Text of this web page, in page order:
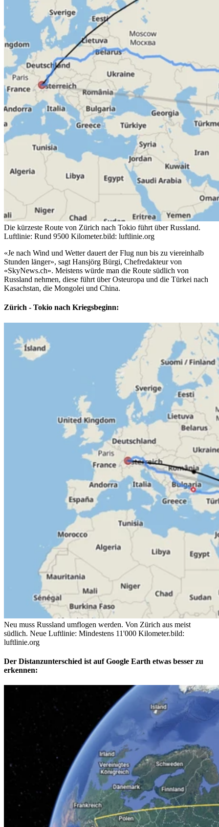
Die kürzeste Route von Zürich nach Tokio führt über Russland.
Luftlinie: Rund 9500 Kilometer.bild: luftlinie.org
«Je nach Wind und Wetter dauert der Flug nun bis zu viereinhalb
Stunden länger», sagt Hansjörg Bürgi, Chefredakteur von
«SkyNews.ch». Meistens würde man die Route südlich von
Russland nehmen, diese führt über Osteuropa und die Türkei nach
Kasachstan, die Mongolei und China.
Zürich - Tokio nach Kriegsbeginn:
Neu muss Russland umflogen werden. Von Zürich aus meist
südlich. Neue Luftlinie: Mindestens 11'000 Kilometer.bild:
luftlinie.org
Der Distanzunterschied ist auf Google Earth etwas besser zu
erkennen: